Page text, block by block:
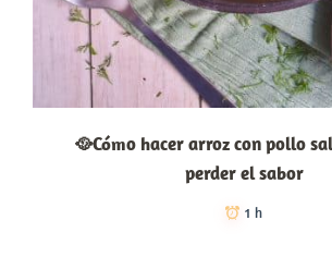
🥘Cómo hacer arroz con pollo
perder el sabor
1 h